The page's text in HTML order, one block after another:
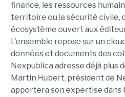
finance, les ressources
territoire ou la sécurité civile,
écosystème ouvert aux
L'ensemble repose sur un
données et documents des
Nexpublica adresse déjà plus
Martin Hubert, président de
apportera son expertise dans